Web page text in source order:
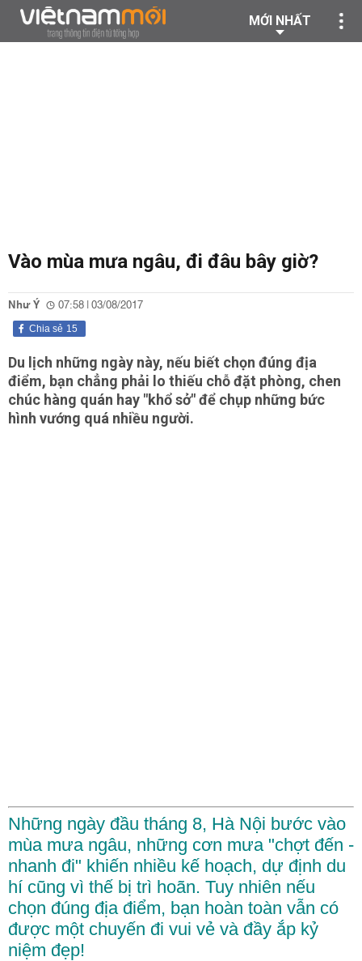
MỚI NHẤT
Vào mùa mưa ngâu, đi đâu bây giờ?
Như Ý 07:58 | 03/08/2017
15
Chia sẻ
Du lịch những ngày này, nếu biết chọn đúng địa
điểm, bạn chẳng phải lo thiếu chỗ đặt phòng, chen
chúc hàng quán hay "khổ sở" để chụp những bức
hình vướng quá nhiều người.
Những ngày đầu tháng 8, Hà Nội bước vào
mùa mưa ngâu, những cơn mưa "chợt đến -
nhanh đi" khiến nhiều kế hoạch, dự định du
hí cũng vì thế bị trì hoãn. Tuy nhiên nếu
chọn đúng địa điểm, bạn hoàn toàn vẫn có
được một chuyến đi vui vẻ và đầy ắp kỷ
niệm đẹp!